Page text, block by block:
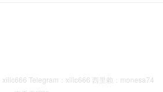
Telegram：xilic666 西里賴：monesa74